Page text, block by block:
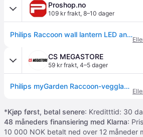
Proshop.no
109 kr frakt, 8–10 dager
Philips Raccoon wall lantern LED antracit 1x4W
CS MEGASTORE
59 kr frakt, 4–5 dager
Philips myGarden Raccoon-vegglampe, 4 W, Vegglys, Antrasitt, Metall, IP44, Terrasse, Hage, II
*Kjøp først, betal senere: Kreditttid: 30
48 måneders finansiering med Klarna:
10 000 NOK betalt ned over 12 måneder